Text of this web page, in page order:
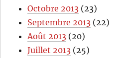
Octobre 2013 (23)
Septembre 2013 (22)
Août 2013 (20)
Juillet 2013 (25)